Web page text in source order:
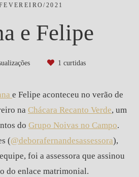
2021
e Felipe
1 curtidas
e Felipe aconteceu no verão de
na Chácara Recanto Verde, um
do Grupo Noivas no Campo.
(@deborafernandesassessora),
foi a assessora que assinou
do enlace matrimonial.